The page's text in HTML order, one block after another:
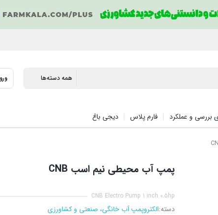
بررسی و عملکرد فارم پلاس دیجی باغ
پمپ آب محیطی نیم اسب CNB
CNB Electro Pump 1 inch 0.5hp
دسته:الکتروپمپ آب خانگی، صنعتی و کشاورزی